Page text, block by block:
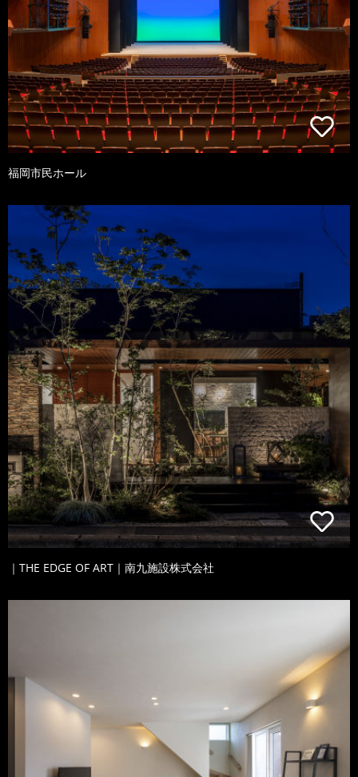
福岡市民ホール
｜THE EDGE OF ART｜南九施設株式会社